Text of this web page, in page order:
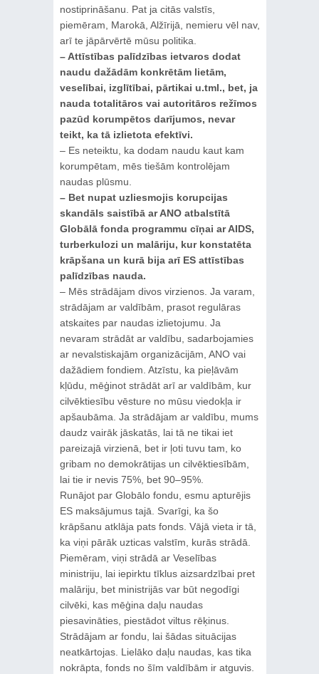
nostiprināšanu. Pat ja citās valstīs,
piemēram, Marokā, Alžīrijā, nemieru vēl nav,
arī te jāpārvērtē mūsu politika.
– Attīstības palīdzības ietvaros dodat
naudu dažādām konkrētām lietām,
veselībai, izglītībai, pārtikai u.tml., bet, ja
nauda totalitāros vai autoritāros režīmos
pazūd korumpētos darījumos, nevar
teikt, ka tā izlietota efektīvi.
– Es neteiktu, ka dodam naudu kaut kam
korumpētam, mēs tiešām kontrolējam
naudas plūsmu.
– Bet nupat uzliesmojis korupcijas
skandāls saistībā ar ANO atbalstītā
Globālā fonda programmu cīņai ar AIDS,
turberkulozi un malāriju, kur konstatēta
krāpšana un kurā bija arī ES attīstības
palīdzības nauda.
– Mēs strādājam divos virzienos. Ja varam,
strādājam ar valdībām, prasot regulāras
atskaites par naudas izlietojumu. Ja
nevaram strādāt ar valdību, sadarbojamies
ar nevalstiskajām organizācijām, ANO vai
dažādiem fondiem. Atzīstu, ka pieļāvām
kļūdu, mēģinot strādāt arī ar valdībām, kur
cilvēktiesību vēsture no mūsu viedokļa ir
apšaubāma. Ja strādājam ar valdību, mums
daudz vairāk jāskatās, lai tā ne tikai iet
pareizajā virzienā, bet ir ļoti tuvu tam, ko
gribam no demokrātijas un cilvēktiesībām,
lai tie ir nevis 75%, bet 90–95%.
Runājot par Globālo fondu, esmu apturējis
ES maksājumus tajā. Svarīgi, ka šo
krāpšanu atklāja pats fonds. Vājā vieta ir tā,
ka viņi pārāk uzticas valstīm, kurās strādā.
Piemēram, viņi strādā ar Veselības
ministriju, lai iepirktu tīklus aizsardzībai pret
malāriju, bet ministrijās var būt negodīgi
cilvēki, kas mēģina daļu naudas
piesavināties, piestādot viltus rēķinus.
Strādājam ar fondu, lai šādas situācijas
neatkārtojas. Lielāko daļu naudas, kas tika
nokrāpta, fonds no šīm valdībām ir atguvis.